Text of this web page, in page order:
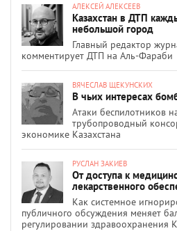
АЛЕКСЕЙ АЛЕКСЕЕВ
Казахстан в ДТП
небольшой город
Главный редактор
комментирует ДТП на Аль-Фараби
ВЯЧЕСЛАВ ЩЕКУНСКИХ
В чьих интересах
Атаки беспилотников
трубопроводный
экономике Казахстана
РУСЛАН ЗАКИЕВ
От доступа к
лекарственного
Как системное
публичного обсуждения меняет
регулировании здравоохранения